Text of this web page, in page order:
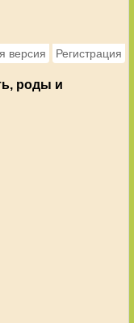
версия Регистрация
роды и